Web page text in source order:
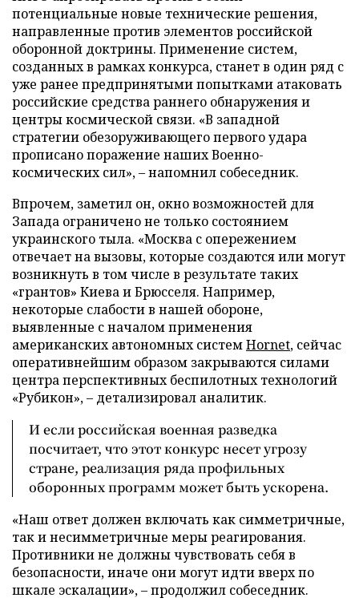
потенциальные новые технические решения,
направленные против элементов российской
оборонной доктрины. Применение систем,
созданных в рамках конкурса, станет в один ряд с
уже ранее предпринятыми попытками атаковать
российские средства раннего обнаружения и
центры космической связи. «В западной
стратегии обезоруживающего первого удара
прописано поражение наших Военно-
космических сил», – напомнил собеседник.
Впрочем, заметил он, окно возможностей для
Запада ограничено не только состоянием
украинского тыла. «Москва с опережением
отвечает на вызовы, которые создаются или могут
возникнуть в том числе в результате таких
«грантов» Киева и Брюсселя. Например,
некоторые слабости в нашей обороне,
выявленные с началом применения
американских автономных системHornet, сейчас
оперативнейшим образом закрываются силами
центра перспективных беспилотных технологий
«Рубикон», – детализировал аналитик.
И если российская военная разведка
посчитает, что этот конкурс несет угрозу
стране, реализация ряда профильных
оборонных программ может быть ускорена.
«Наш ответ должен включать как симметричные,
так и несимметричные меры реагирования.
Противники не должны чувствовать себя в
безопасности, иначе они могут идти вверх по
шкале эскалации», – продолжил собеседник.